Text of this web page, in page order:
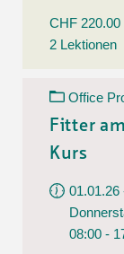
CHF 220.00
2 Lektionen
Office
Fitter
Kurs
01.01.26
08:00 -